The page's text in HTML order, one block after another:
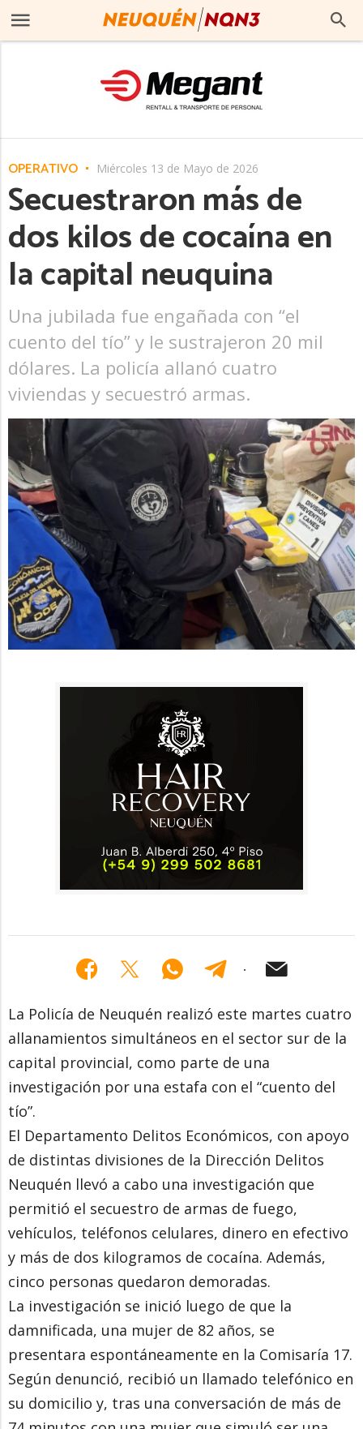
OPERATIVO Miércoles 13 de Mayo de 2026
Secuestraron más de
dos kilos de cocaína en
la capital neuquina
Una jubilada fue engañada con “el
cuento del tío” y le sustrajeron 20 mil
dólares. La policía allanó cuatro
viviendas y secuestró armas.
La Policía de Neuquén realizó este martes cuatro
allanamientos simultáneos en el sector sur de la
capital provincial, como parte de una
investigación por una estafa con el “cuento del
tío”.
El Departamento Delitos Económicos, con apoyo
de distintas divisiones de la Dirección Delitos
Neuquén llevó a cabo una investigación que
permitió el secuestro de armas de fuego,
vehículos, teléfonos celulares, dinero en efectivo
y más de dos kilogramos de cocaína. Además,
cinco personas quedaron demoradas.
La investigación se inició luego de que la
damnificada, una mujer de 82 años, se
presentara espontáneamente en la Comisaría 17.
Según denunció, recibió un llamado telefónico en
su domicilio y, tras una conversación de más de